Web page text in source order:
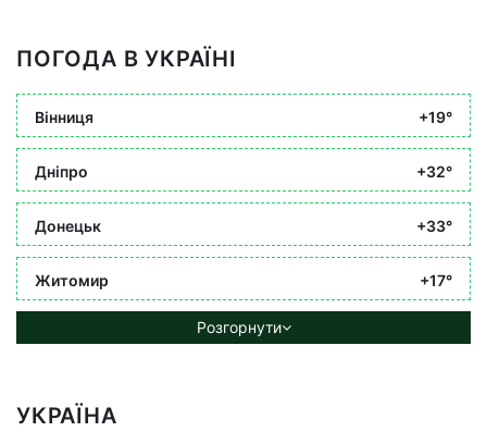
ПОГОДА В УКРАЇНІ
Вінниця +19°
Дніпро +32°
Донецьк +33°
Житомир +17°
Розгорнути
УКРАЇНА